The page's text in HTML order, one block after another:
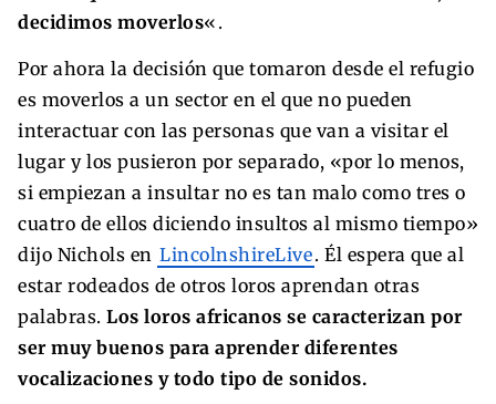
decidimos moverlos«.
Por ahora la decisión que tomaron desde el refugio
es moverlos a un sector en el que no pueden
interactuar con las personas que van a visitar el
lugar y los pusieron por separado, «por lo menos,
si empiezan a insultar no es tan malo como tres o
cuatro de ellos diciendo insultos al mismo tiempo»
dijo Nichols en LincolnshireLive. Él espera que al
estar rodeados de otros loros aprendan otras
palabras. Los loros africanos se caracterizan por
ser muy buenos para aprender diferentes
vocalizaciones y todo tipo de sonidos.